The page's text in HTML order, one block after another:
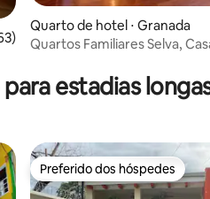
avaliação média de 5, 63
Quarto de hotel ⋅ Granada
Quartos Familiares Selva,
estadias
Preferido dos hóspedes
Preferido dos hóspedes